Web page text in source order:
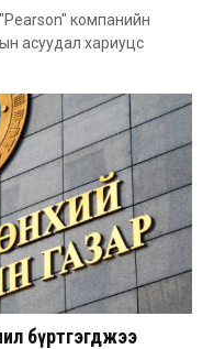
компанийн
асуудал хариуцс
бүртгэгджээ